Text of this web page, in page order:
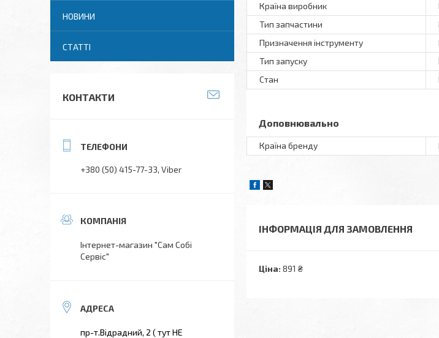
Країна виробник
Тип запчастини
Призначення інструменту
Тип запуску
Стан
Доповнювально
Країна бренду
ІНФОРМАЦІЯ ДЛЯ ЗАМОВЛЕННЯ
Ціна: 891 ₴
НОВИНИ
СТАТТІ
КОНТАКТИ
+380 (50) 415-77-33 Viber
Інтернет-магазин "Сам Собі
Сервіс"
пр-т.Відрадний, 2 ( тут НЕ